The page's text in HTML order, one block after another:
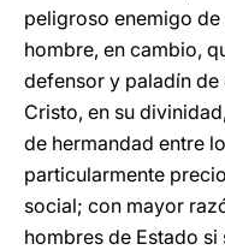
peligroso enemigo
hombre, en cambio,
defensor y paladín de
Cristo, en su
de hermandad entre
particularmente
social; con mayor
hombres de Estado